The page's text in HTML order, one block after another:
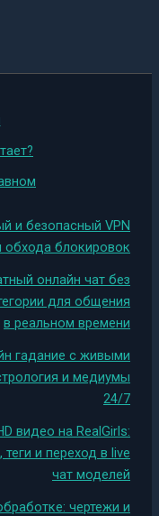
и безопасный VPN
обхода блокировок
онлайн чат без
для общения
в реальном времени
гадание с живыми
и медиумы
24/7
видео на RealGirls:
и переход в live
чат моделей
чертежи и